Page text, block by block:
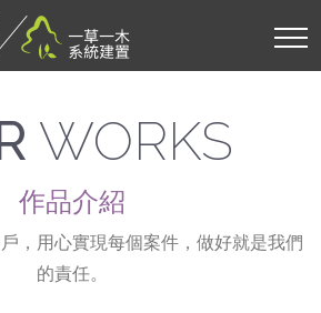
WORKS
作品介紹
，用心實現每個案件，做好就是我們
的責任。